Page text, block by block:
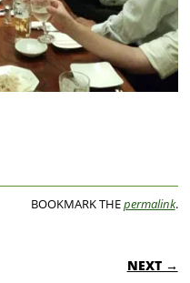
BOOKMARK THEpermalink.
NEXT →